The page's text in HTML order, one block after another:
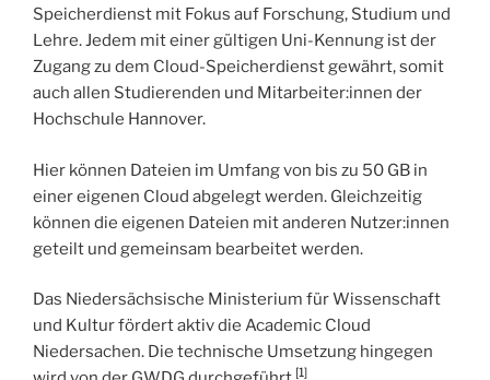
Speicherdienst mit Fokus auf Forschung, Studium und
Lehre. Jedem mit einer gültigen Uni-Kennung ist der
Zugang zu dem Cloud-Speicherdienst gewährt, somit
auch allen Studierenden und Mitarbeiter:innen der
Hochschule Hannover.
Hier können Dateien im Umfang von bis zu 50 GB in
einer eigenen Cloud abgelegt werden. Gleichzeitig
können die eigenen Dateien mit anderen Nutzer:innen
geteilt und gemeinsam bearbeitet werden.
Das Niedersächsische Ministerium für Wissenschaft
und Kultur fördert aktiv die Academic Cloud
Niedersachen. Die technische Umsetzung hingegen
[1]